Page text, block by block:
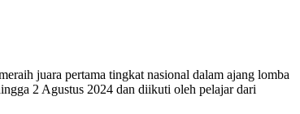
juara pertama tingkat nasional dalam ajang lomba
2 Agustus 2024 dan diikuti oleh pelajar dari